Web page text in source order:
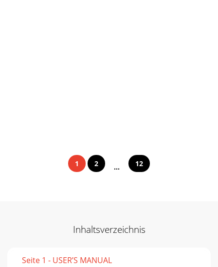
1 2 ... 12
Inhaltsverzeichnis
Seite 1 - USER’S MANUAL